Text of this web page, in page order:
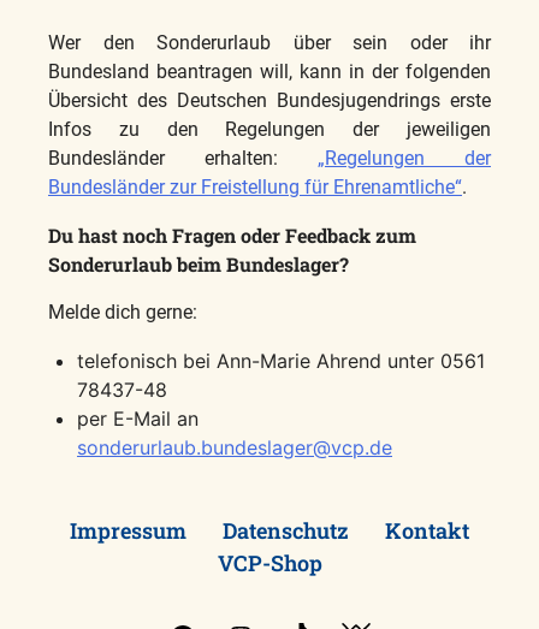
Wer den Sonderurlaub über sein oder ihr
Bundesland beantragen will, kann in der folgenden
Übersicht des Deutschen Bundesjugendrings erste
Infos zu den Regelungen der jeweiligen
Bundesländer erhalten: „Regelungen der
Bundesländer zur Freistellung für Ehrenamtliche“.
Du hast noch Fragen oder Feedback zum
Sonderurlaub beim Bundeslager?
Melde dich gerne:
telefonisch bei Ann-Marie Ahrend unter 0561
78437-48
per E-Mail an
sonderurlaub.bundeslager@vcp.de
Impressum Datenschutz
Kontakt
VCP-Shop